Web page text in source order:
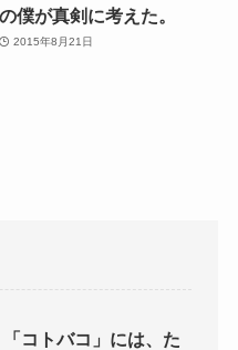
の僕が真剣に考えた。
2015年8月21日
コトバコ」には、た